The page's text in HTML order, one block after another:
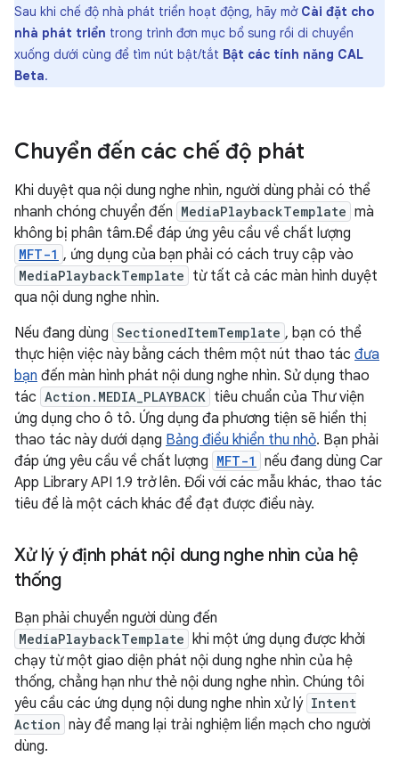
Sau khi chế độ nhà phát triển hoạt động, hãy mở Cài đặt cho
nhà phát triển trong trình đơn mục bổ sung rồi di chuyển
xuống dưới cùng để tìm nút bật/tắt Bật các tính năng CAL
Beta.
Chuyển đến các chế độ phát
Khi duyệt qua nội dung nghe nhìn, người dùng phải có thể
nhanh chóng chuyển đến MediaPlaybackTemplate mà
không bị phân tâm.Để đáp ứng yêu cầu về chất lượng
MFT-1 , ứng dụng của bạn phải có cách truy cập vào
MediaPlaybackTemplate từ tất cả các màn hình duyệt
qua nội dung nghe nhìn.
Nếu đang dùng SectionedItemTemplate , bạn có thể
thực hiện việc này bằng cách thêm một nút thao tác đưa
bạn đến màn hình phát nội dung nghe nhìn. Sử dụng thao
tác Action.MEDIA_PLAYBACK tiêu chuẩn của Thư viện
ứng dụng cho ô tô. Ứng dụng đa phương tiện sẽ hiển thị
thao tác này dưới dạng Bảng điều khiển thu nhỏ. Bạn phải
đáp ứng yêu cầu về chất lượng MFT-1
nếu đang dùng Car
App Library API 1.9 trở lên. Đối với các mẫu khác, thao tác
tiêu đề là một cách khác để đạt được điều này.
Xử lý ý định phát nội dung nghe nhìn của hệ
thống
Bạn phải chuyển người dùng đến
MediaPlaybackTemplate khi một ứng dụng được khởi
chạy từ một giao diện phát nội dung nghe nhìn của hệ
thống, chẳng hạn như thẻ nội dung nghe nhìn. Chúng tôi
yêu cầu các ứng dụng nội dung nghe nhìn xử lý Intent
Action này để mang lại trải nghiệm liền mạch cho người
dùng.